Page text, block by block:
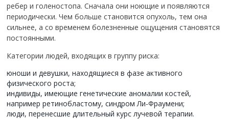
ребер и голеностопа. Сначала они ноющие и появляются
периодически. Чем больше становится опухоль, тем она
сильнее, а со временем болезненные ощущения становятся
постоянными.
Категории людей, входящих в группу риска:
юноши и девушки, находящиеся в фазе активного
физического роста;
индивиды, имеющие генетические аномалии костей,
например ретинобластому, синдром Ли-Фраумени;
люди, перенесшие длительный курс лучевой терапии.